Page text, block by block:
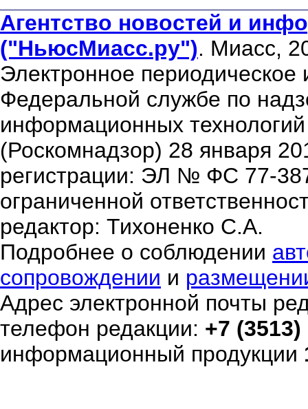
Агентство новостей и
("НьюсМиасс.ру"). Миасс,
Электронное периодическое
Федеральной службе по
информационных
(Роскомнадзор) 28 января
регистрации: ЭЛ № ФС 77-
ограниченной
редактор: Тихоненко С.А.
Подробнее о соблюдении
сопровождении и
Адрес электронной почты
телефон редакции: +7
информационный продукции